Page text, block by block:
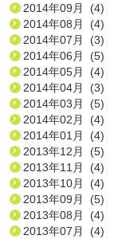
2014年09月 (4)
2014年08月 (4)
2014年07月 (3)
2014年06月 (5)
2014年05月 (4)
2014年04月 (3)
2014年03月 (5)
2014年02月 (4)
2014年01月 (4)
2013年12月 (5)
2013年11月 (4)
2013年10月 (4)
2013年09月 (5)
2013年08月 (4)
2013年07月 (4)